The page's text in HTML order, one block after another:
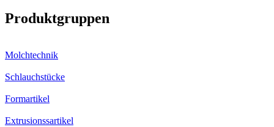
Produktgruppen
Molchtechnik
Schlauchstücke
Formartikel
Extrusionssartikel